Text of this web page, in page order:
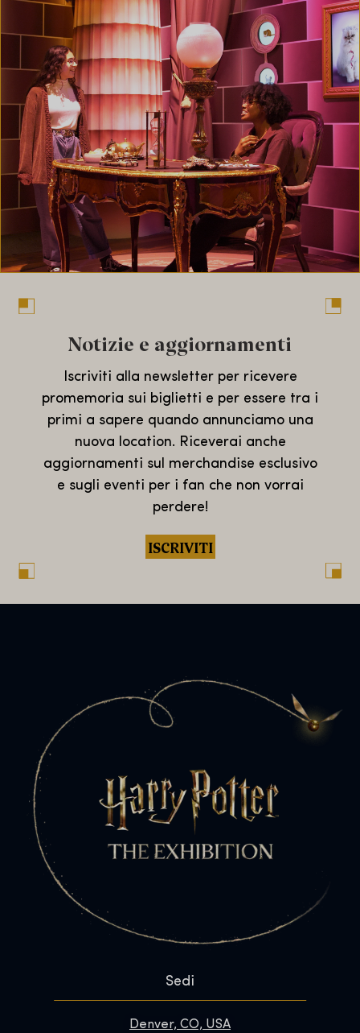
Notizie e aggiornamenti
Iscriviti alla newsletter per ricevere
promemoria sui biglietti e per essere tra i
primi a sapere quando annunciamo una
nuova location. Riceverai anche
aggiornamenti sul merchandise esclusivo
e sugli eventi per i fan che non vorrai
perdere!
ISCRIVITI
Sedi
Denver, CO, USA